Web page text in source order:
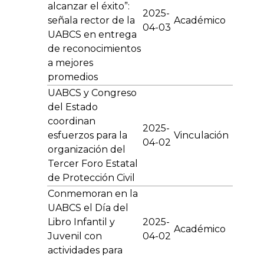
alcanzar el éxito”:
señala rector de la
UABCS en entrega
de reconocimientos
a mejores
promedios
2025-
04-03
Académico
UABCS y Congreso
del Estado
coordinan
esfuerzos para la
organización del
Tercer Foro Estatal
de Protección Civil
2025-
04-02
Vinculación
Conmemoran en la
UABCS el Día del
Libro Infantil y
Juvenil con
actividades para
2025-
04-02
Académico